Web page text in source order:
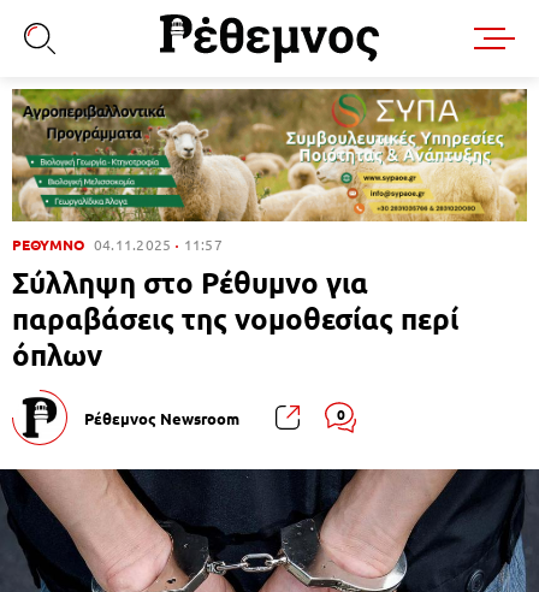
ΡΕΘΥΜΝΟ 04.11.2025 11:57
Σύλληψη στο Ρέθυμνο για
παραβάσεις της νομοθεσίας περί
όπλων
Ρέθεμνος Newsroom 0